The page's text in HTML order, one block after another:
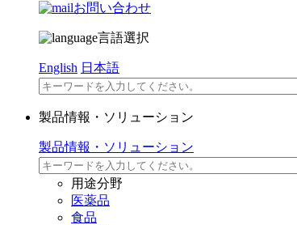
お問い合わせ
言語選択
English 日本語
製品情報・ソリューション
製品情報・ソリューション
用途分野
医薬品
食品